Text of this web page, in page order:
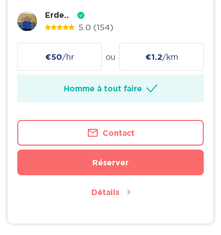
Erde..
5.0 (154)
€50/hr ou €1.2/km
Homme à tout faire
Contact
Réserver
Détails